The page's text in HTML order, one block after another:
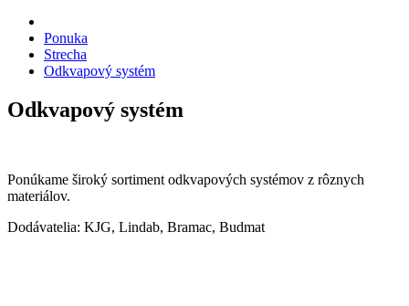
Ponuka
Strecha
Odkvapový systém
Odkvapový systém
Ponúkame široký sortiment odkvapových systémov z rôznych
materiálov.
Dodávatelia: KJG, Lindab, Bramac, Budmat